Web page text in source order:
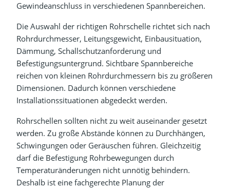
Gewindeanschluss in verschiedenen Spannbereichen.
Die Auswahl der richtigen Rohrschelle richtet sich nach
Rohrdurchmesser, Leitungsgewicht, Einbausituation,
Dämmung, Schallschutzanforderung und
Befestigungsuntergrund. Sichtbare Spannbereiche
reichen von kleinen Rohrdurchmessern bis zu größeren
Dimensionen. Dadurch können verschiedene
Installationssituationen abgedeckt werden.
Rohrschellen sollten nicht zu weit auseinander gesetzt
werden. Zu große Abstände können zu Durchhängen,
Schwingungen oder Geräuschen führen. Gleichzeitig
darf die Befestigung Rohrbewegungen durch
Temperaturänderungen nicht unnötig behindern.
Deshalb ist eine fachgerechte Planung der